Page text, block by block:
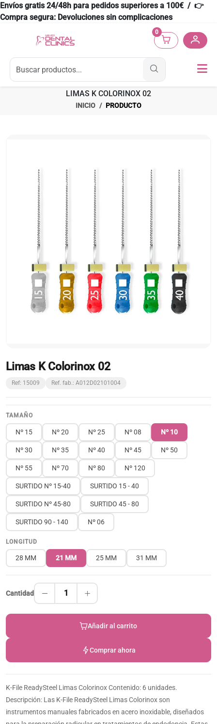
Envíos gratis 24/48h para pedidos superiores a 100€ / 👉
Compra segura: Devoluciones sin complicaciones
0
LIMAS K COLORINOX 02
INICIO PRODUCTO
Limas K Colorinox 02
Ref: 15009 Ref. fab.: A012D02101004
TAMAÑO
Nº 15 Nº 20 Nº 25 Nº 08 Nº 10
Nº 30 Nº 35 Nº 40 Nº 45 Nº 50
Nº 55 Nº 70 Nº 80 Nº 120
SURTIDO Nº 15-40 SURTIDO 15 - 40
SURTIDO Nº 45-80 SURTIDO 45 - 80
SURTIDO 90 - 140 Nº 06
LONGITUD
28 MM 21 MM 25 MM 31 MM
Cantidad 1
Añadir al carrito
Comprar ahora
K-File ReadySteel Limas Colorinox Contenido: 6 unidades.
Descripción: Las K-File ReadySteel Limas Colorinox son
instrumentos manuales fabricados en acero inoxidable, diseñados